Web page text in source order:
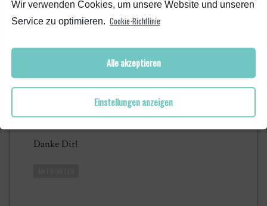
Wir verwenden Cookies, um unsere Website und unseren
Service zu optimieren. Cookie-Richtlinie
Alle akzeptieren
Einstellungen anzeigen
ANTWORTEN
24. Februar 2017 at 16:14
Danke Dir!